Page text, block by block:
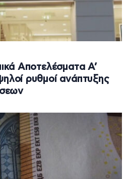
Αποτελέσματα A’
ρυθμοί ανάπτυξης